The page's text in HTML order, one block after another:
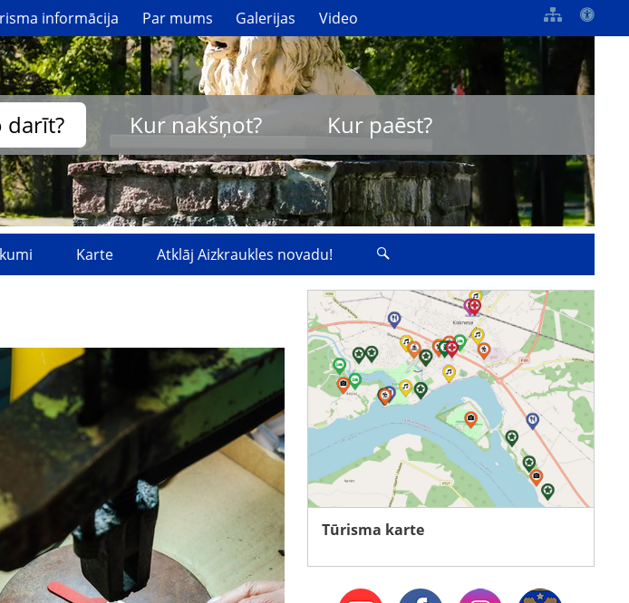
informācija Par mums Galerijas Video
darīt? Kur nakšņot? Kur paēst?
Karte Atklāj Aizkraukles novadu!
Tūrisma karte